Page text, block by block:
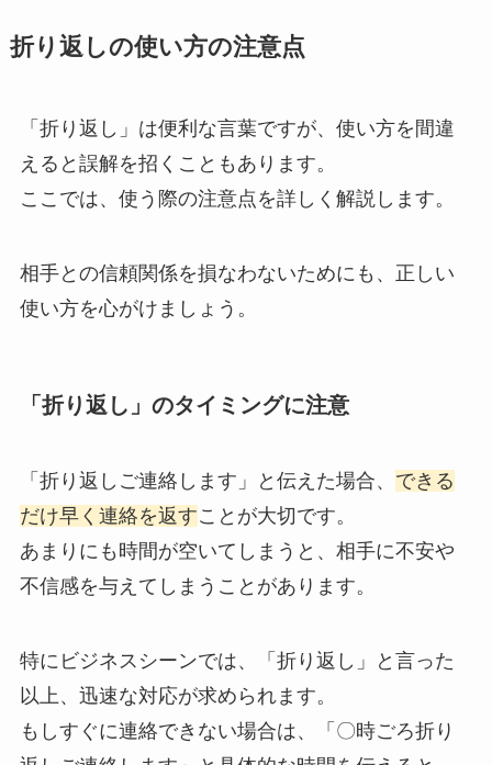
折り返しの使い方の注意点
「折り返し」は便利な言葉ですが、使い方を間違
えると誤解を招くこともあります。
ここでは、使う際の注意点を詳しく解説します。
相手との信頼関係を損なわないためにも、正しい
使い方を心がけましょう。
「折り返し」のタイミングに注意
「折り返しご連絡します」と伝えた場合、 できる
だけ早く連絡を返すことが大切です。
あまりにも時間が空いてしまうと、相手に不安や
不信感を与えてしまうことがあります。
特にビジネスシーンでは、「折り返し」と言った
以上、迅速な対応が求められます。
もしすぐに連絡できない場合は、「〇時ごろ折り